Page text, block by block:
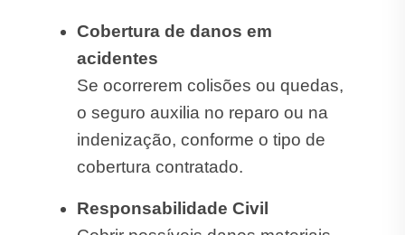
Cobertura de danos em
acidentes
Se ocorrerem colisões ou quedas,
o seguro auxilia no reparo ou na
indenização, conforme o tipo de
cobertura contratado.
Responsabilidade Civil